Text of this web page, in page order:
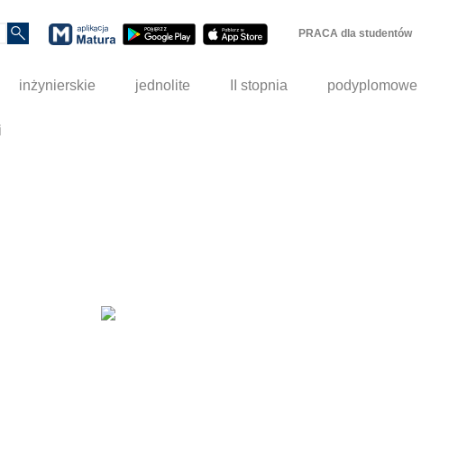
PRACA dla studentów
inżynierskie jednolite II stopnia podyplomowe